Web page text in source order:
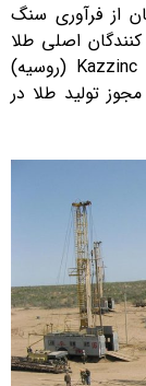
از فرآوری سنگ
اصلی طلا
Kazzinc ، Kazakhmys ، KazakhAltyn ، Polymetal (روسیه)
100 شرکت دیگر مجوز تولید طلا در